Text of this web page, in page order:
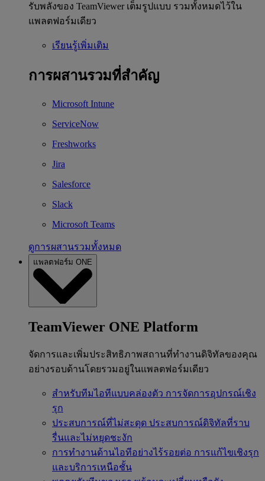
รับพลังของ TeamViewer เต็มรูปแบบ รวมทั้งหมดไว้ใน
แพลตฟอร์มเดียว
เรียนรู้เพิ่มเติม
การผสานรวมที่สำคัญ
Microsoft Intune
ServiceNow
Freshworks
Jira
Salesforce
Slack
Microsoft Teams
ดูการผสานรวมทั้งหมด
แพลตฟอร์ม ONE
TeamViewer ONE Platform
จัดการและเพิ่มประสิทธิภาพสถานที่ทำงานดิจิทัลของคุณ
อย่างรอบด้านโดยรวมอยู่ในแพลตฟอร์มเดียว
สำหรับทีมไอทีแบบคล่องตัว การจัดการอุปกรณ์เชิง
รุก
ประสบการณ์ที่ไม่สะดุด ประสบการณ์ดิจิทัลที่ราบ
รื่นและไม่หยุดชะงัก
การทำงานด้านไอทีอย่างไร้รอยต่อ การแก้ไขเชิงรุก
และบริการเหนือชั้น